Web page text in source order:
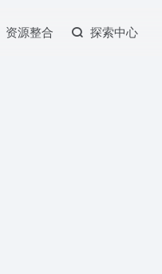
资源整合 探索中心